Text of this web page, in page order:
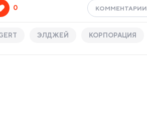
0 КОММЕНТАРИИ
ЭЛДЖЕЙ КОРПОРАЦИЯ